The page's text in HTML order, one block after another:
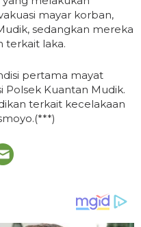
mayar korban,
sedangkan mereka
terkait laka.
pertama mayat
Polsek Kuantan Mudik.
terkait kecelakaan